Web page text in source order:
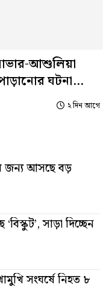
আশুলিয়া
ঘটনা
২ দিন আগে
জন্য আসছে বড়
সাড়া দিচ্ছেন
সংঘর্ষে নিহত ৮